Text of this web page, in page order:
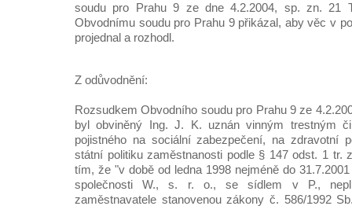
soudu pro Prahu 9 ze dne 4.2.2004, sp. zn. 21
Obvodnímu soudu pro Prahu 9 přikázal, aby věc v
projednal a rozhodl.
Z odůvodnění:
Rozsudkem Obvodního soudu pro Prahu 9 ze
byl obviněný Ing. J. K. uznán vinným trestným
pojistného na sociální zabezpečení, na zdravotní
státní politiku zaměstnanosti podle § 147 odst. 1 tr.
tím, že "v době od ledna 1998 nejméně do
společnosti W., s. r. o., se sídlem v P.,
zaměstnavatele stanovenou zákony č. 586/1992